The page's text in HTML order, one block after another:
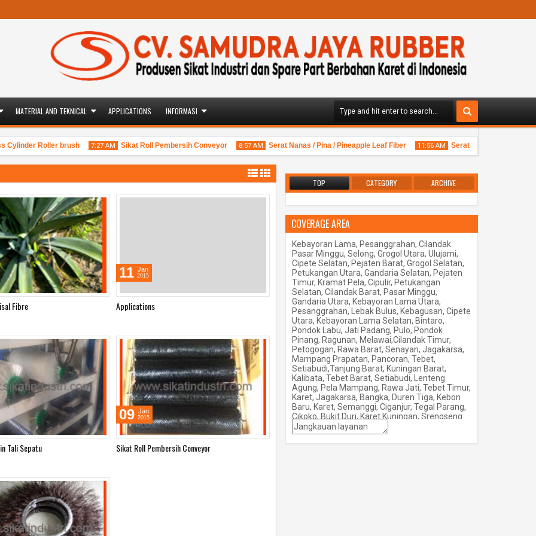
MATERIAL AND TEKNICAL APPLICATIONS INFORMASI
Roller brush 7:27 AM
09
Sikat Roll Pembersih Conveyor 8:57 AM Serat Nanas / Pina / Pineapple Leaf Fiber 11:56 AM
01 2013
Serat Tampico / Tampico
Fibre Applications
11 Jan
2015
Tali Sepatu Sikat Roll Pembersih Conveyor
09 Jan
2015
TOP CATEGORY ARCHIVE
COVERAGE AREA
Kebayoran Lama, Pesanggrahan, Cilandak
Pasar Minggu, Selong, Grogol Utara, Ulujami,
Cipete Selatan, Pejaten Barat, Grogol Selatan,
Petukangan Utara, Gandaria Selatan, Pejaten
Timur, Kramat Pela, Cipulir, Petukangan
Selatan, Cilandak Barat, Pasar Minggu,
Gandaria Utara, Kebayoran Lama Utara,
Pesanggrahan, Lebak Bulus, Kebagusan, Cipete
Utara, Kebayoran Lama Selatan, Bintaro,
Pondok Labu, Jati Padang, Pulo, Pondok
Pinang, Ragunan, Melawai,Cilandak Timur,
Petogogan, Rawa Barat, Senayan, Jagakarsa,
Mampang Prapatan, Pancoran, Tebet,
Setiabudi,Tanjung Barat, Kuningan Barat,
Kalibata, Tebet Barat, Setiabudi, Lenteng
Agung, Pela Mampang, Rawa Jati, Tebet Timur,
Karet, Jagakarsa, Bangka, Duren Tiga, Kebon
Baru, Karet, Semanggi, Ciganjur, Tegal Parang,
Cikoko, Bukit Duri, Karet Kuningan, Srengseng
Sawah, Mampang Prapatan, Pengadeggan,
Manggarai, Kuningan Timur, Cipedak, Pancoran,
Manggarai Selatan, Menteng Atas, Menteng